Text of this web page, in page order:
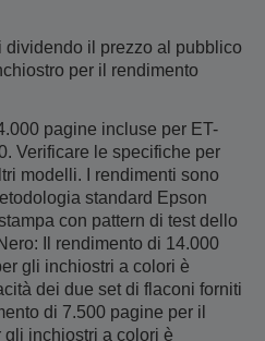
il prezzo al pubblico
per il rendimento
pagine incluse per ET-
Verificare le specifiche per
modelli. I rendimenti sono
standard Epson
con pattern di test dello
Il rendimento di 14.000
gli inchiostri a colori è
dei due set di flaconi forniti
di 7.500 pagine per il
inchiostri a colori è